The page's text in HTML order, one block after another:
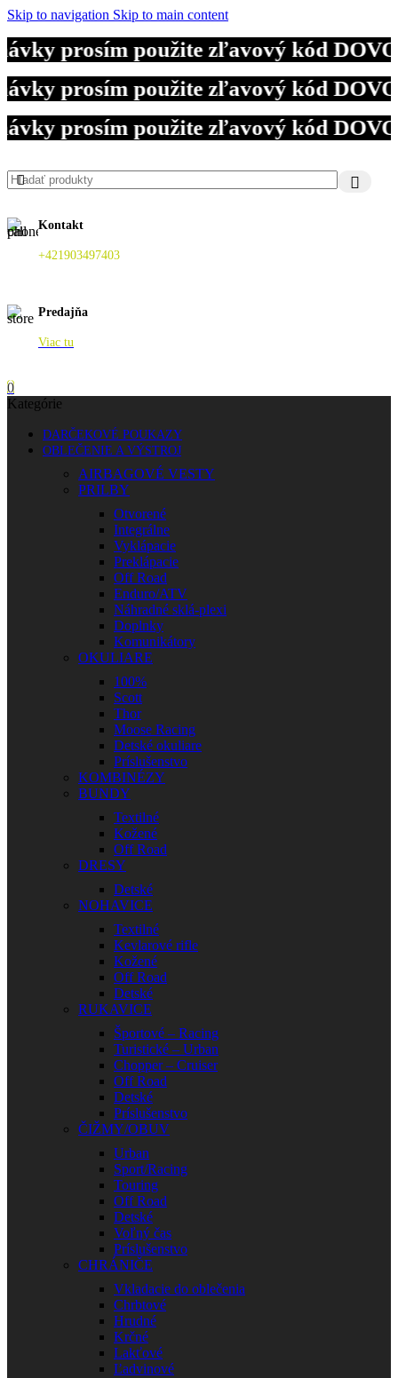
Skip to navigation Skip to main content
použite zľavový kód
použite zľavový kód
použite zľavový kód
Kontakt
+421903497403
Predajňa
Viac tu
0
Kategórie
DARČEKOVÉ POUKAZY
OBLEČENIE A VÝSTROJ
AIRBAGOVÉ VESTY
PRILBY
Otvorené
Integrálne
Vyklápacie
Preklápacie
Off Road
Enduro/ATV
Náhradné sklá-plexi
Doplnky
Komunikátory
OKULIARE
100%
Scott
Thor
Moose Racing
Detské okuliare
Príslušenstvo
KOMBINÉZY
BUNDY
Textilné
Kožené
Off Road
DRESY
Detské
NOHAVICE
Textilné
Kevlarové rifle
Kožené
Off Road
Detské
RUKAVICE
Športové – Racing
Turistické – Urban
Chopper – Cruiser
Off Road
Detské
Príslušenstvo
ČIŽMY/OBUV
Urban
Sport/Racing
Touring
Off Road
Detské
Voľný čas
Príslušenstvo
CHRÁNIČE
Vkladacie do oblečenia
Chrbtové
Hrudné
Krčné
Lakťové
Ľadvinové